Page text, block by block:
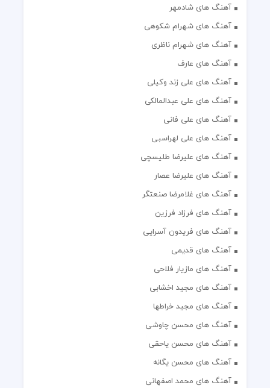
آهنگ های شادمهر
آهنگ های شهرام شکوهی
آهنگ های شهرام ناظری
آهنگ های عارف
آهنگ های علی زند وکیلی
آهنگ های علی عبدالمالکی
آهنگ های علی فانی
آهنگ های علی لهراسبی
آهنگ های علیرضا طلیسچی
آهنگ های علیرضا عصار
آهنگ های غلامرضا صنعتگر
آهنگ های فرزاد فرزین
آهنگ های فریدون آسرایی
آهنگ های قدیمی
آهنگ های مازیار فلاحی
آهنگ های مجید اخشابی
آهنگ های مجید خراطها
آهنگ های محسن چاوشی
آهنگ های محسن یاحقی
آهنگ های محسن یگانه
آهنگ های محمد اصفهانی